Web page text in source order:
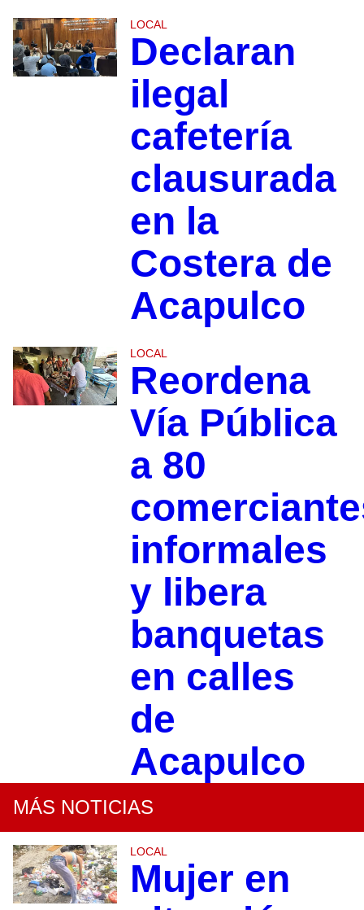
LOCAL
Declaran
ilegal
cafetería
clausurada
en la
Costera de
Acapulco
LOCAL
Reordena
Vía Pública
a 80
informales
y libera
banquetas
en calles
de
Acapulco
MÁS NOTICIAS
LOCAL
Mujer en